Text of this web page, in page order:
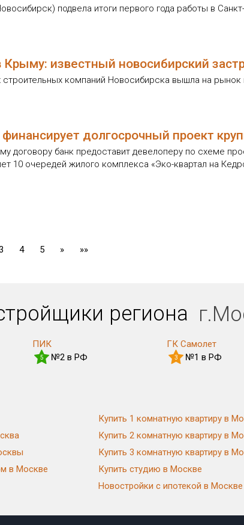
подвела итоги первого года работы в
Крыму: известный новосибирский
строительных компаний Новосибирска вышла на
долгосрочный проект
договору банк предоставит девелоперу по схеме
10 очередей жилого комплекса «Эко-квартал на
4 5 » »»
региона
ПИК
5 №2 в РФ
ГК Самолет
3 №1 в РФ
в Москве
Купить 1 комнатную квартиру в
Купить 2 комнатную квартиру в
Купить 3 комнатную квартиру в
Купить студию в Москве
Новостройки с ипотекой в Москве